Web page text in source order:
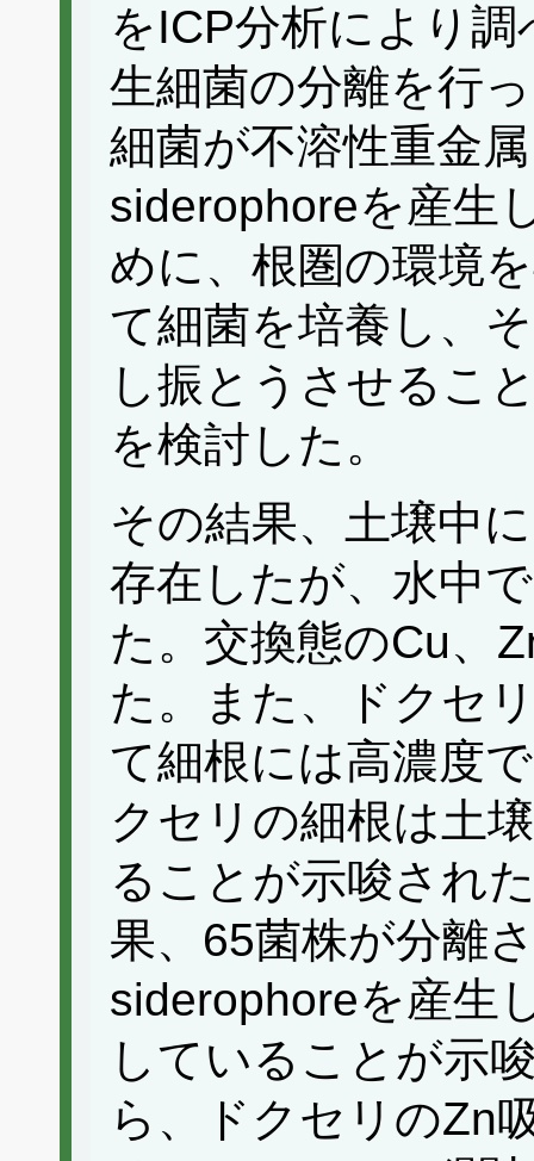
をICP分析により
生細菌の分離を行
細菌が不溶性重金
siderophoreを産生
めに、根圏の環境
て細菌を培養し、
し振とうさせるこ
を検討した。
その結果、土壌中
存在したが、水中
た。交換態のCu、
た。また、ドクセ
て細根には高濃度
クセリの細根は土
ることが示唆され
果、65菌株が分離
siderophoreを産生
していることが示
ら、ドクセリのZn